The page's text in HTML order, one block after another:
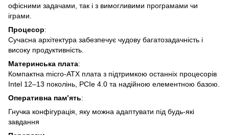
офісними задачами, так і з вимогливими програмами чи
іграми.
Процесор:
Сучасна архітектура забезпечує чудову багатозадачність і
високу продуктивність.
Материнська плата:
Компактна micro-ATX плата з підтримкою останніх процесорів
Intel 12–13 поколінь, PCIe 4.0 та надійною елементною базою.
Оперативна пам’ять:
Гнучка конфігурація, яку можна адаптувати під будь-які
завдання